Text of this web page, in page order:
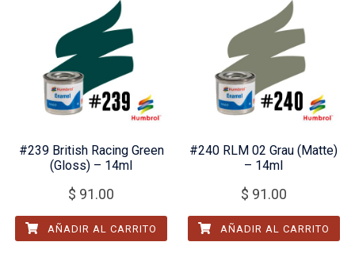
#239 British Racing Green
(Gloss) – 14ml
$ 91.00
AÑADIR AL CARRITO
#240 RLM 02 Grau (Matte)
– 14ml
$ 91.00
AÑADIR AL CARRITO